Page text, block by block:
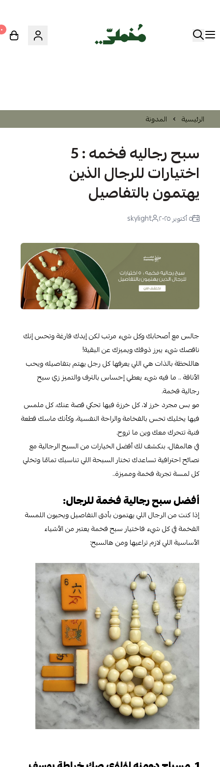
٠
الرئيسية المدونة
سبح رجاليه فخمه : 5
اختيارات للرجال الذين
يهتمون بالتفاصيل
٥ أكتوبر ٢٠٢٥ skylight
جالس مع أصحابك وكل شيء مرتب لكن إيدك فارغة وتحس إنك
ناقصك شيء يبرز ذوقك ويميزك عن البقية!
هاللحظة بالذات هي اللي يعرفها كل رجل يهتم بتفاصيله ويحب
الأناقة .. ما فيه شيء يعطي إحساس بالترف والتميز زي سبح
رجالية فخمة.
مو بس مجرد خرز لا، كل خرزة فيها تحكي قصة عنك، كل ملمس
فيها يخليك تحس بالفخامة والراحة النفسية، وكأنك ماسك قطعة
فنية تتحرك معك وين ما تروح.
في هالمقال، بنكشف لك أفضل الخيارات من السبح الرجالية مع
نصائح احترافية تساعدك تختار السبحة اللي تناسبك تمامًا وتخلي
كل لمسة تجربة فخمة ومميزة..
أفضل سبح رجالية فخمة للرجال:
إذا كنت من الرجال اللي يهتمون بأدق التفاصيل ويحبون اللمسة
الفخمة في كل شيء فاختيار سبح فخمة يعتبر من الأشياء
الأساسية اللي لازم تراعيها ومن هالسبح: